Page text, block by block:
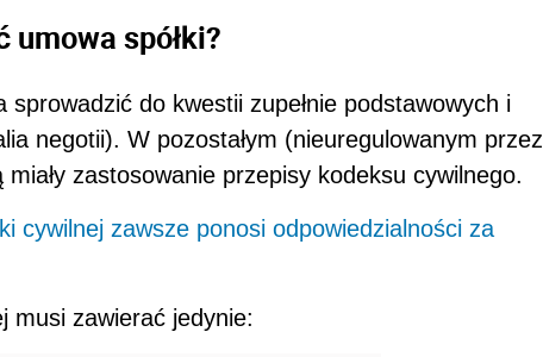
umowa spółki?
sprowadzić do kwestii zupełnie podstawowych i
negotii). W pozostałym (nieuregulowanym przez
zastosowanie przepisy kodeksu cywilnego.
cywilnej zawsze ponosi odpowiedzialności za
musi zawierać jedynie: